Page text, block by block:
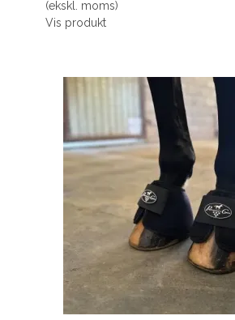
(ekskl. moms)
Vis produkt